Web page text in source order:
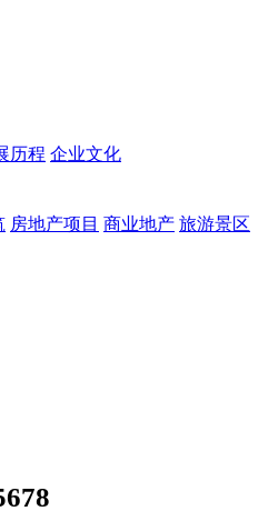
历程 企业文化
房地产项目 商业地产 旅游景区